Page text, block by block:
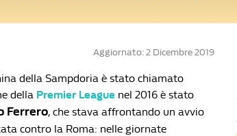
Aggiornato: 2 Dicembre 2019
della Sampdoria è stato chiamato
della Premier League nel 2016 è stato
Ferrero, che stava affrontando un avvio
contro la Roma: nelle giornate